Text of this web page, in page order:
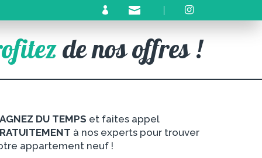
de nos offres !
DU TEMPS et faites appel
à nos experts pour trouver
appartement neuf !